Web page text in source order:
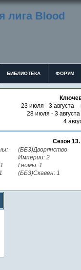
БИБЛИОТЕКА ФОРУМ
23 июля - 3 августа -
28 июля - 3
4
Сезон 13.
(ББ3)Дворянство
Империи: 2
Гномы: 1
(ББ3)Скавен: 1